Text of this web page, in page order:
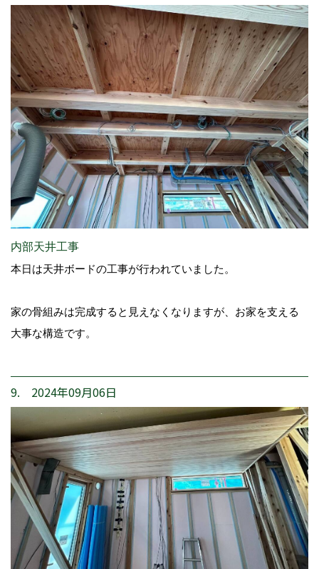
内部天井工事
本日は天井ボードの工事が行われていました。
家の骨組みは完成すると見えなくなりますが、お家を支える
大事な構造です。
9. 2024年09月06日